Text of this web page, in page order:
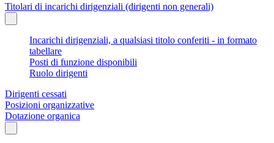
Titolari di incarichi dirigenziali (dirigenti non generali)
Incarichi dirigenziali, a qualsiasi titolo conferiti - in formato
tabellare
Posti di funzione disponibili
Ruolo dirigenti
Dirigenti cessati
Posizioni organizzative
Dotazione organica